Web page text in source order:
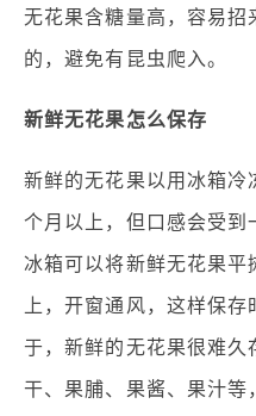
无花果含糖量高，容易招
的，避免有昆虫爬入。
新鲜无花果怎么保存
新鲜的无花果以用冰箱冷
个月以上，但口感会受到
冰箱可以将新鲜无花果平
上，开窗通风，这样保
于，新鲜的无花果很难久
干、果脯、果酱、果汁等